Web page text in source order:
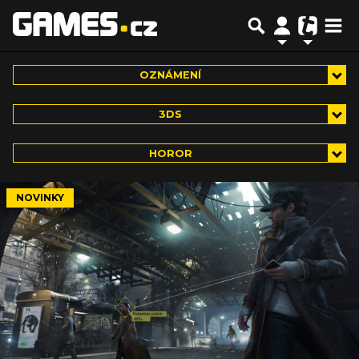
OZNÁMENÍ
3DS
HOROR
NOVINKY